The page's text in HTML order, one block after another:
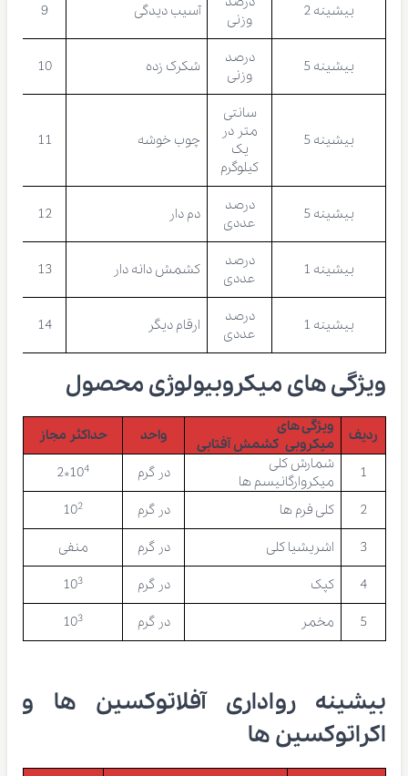
بیشینه 2
وزنی
آسیب دیدگی 9
بیشینه 5
درصد
وزنی
شکرک زده 10
بیشینه 5
سانتی
متر در
یک
کیلوگرم
چوب خوشه 11
بیشینه 5
درصد
عددی
دم دار 12
بیشینه 1
درصد
عددی
کشمش دانه دار 13
بیشینه 1
درصد
عددی
ارقام دیگر 14
ویژگی های میکروبیولوژی محصول
ردیف
ویژگی های
میکروبی کشمش آفتابی
واحد حداکثر مجاز
1
شمارش کلی
میکروارگانیسم ها
در گرم 104
*2
2 کلی فرم ها در گرم 102
3 اشریشیا کلی در گرم منفی
4 کپک در گرم 103
5 مخمر در گرم 103
بیشینه رواداری آفلاتوکسین ها و
اکراتوکسین ها